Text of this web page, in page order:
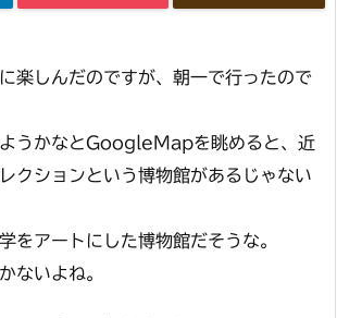
楽しんだのですが、朝一で行ったので
うかなとGoogleMapを眺めると、近
クションという博物館があるじゃない
をアートにした博物館だそうな。
ないよね。